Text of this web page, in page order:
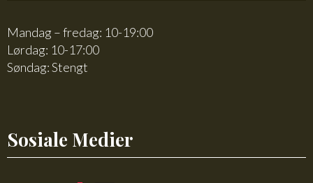
Mandag – fredag: 10-19:00
Lørdag: 10-17:00
Søndag: Stengt
Sosiale Medier